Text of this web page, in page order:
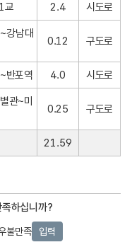
교 2.4 시도로
강남대
0.12 구도로
반포역 4.0 시도로
관~미
0.25 구도로
21.59
하십니까?
불만족 입력